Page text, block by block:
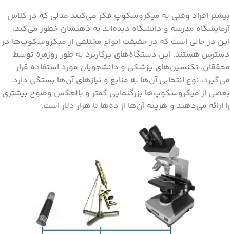
بیشتر افراد وقتی به میکروسکوپ فکر می‌کنند مدلی که در کلاس
آزمایشگاه مدرسه و دانشگاه دید‌ه‌اند به ذهنشان خطور می‌کند،
این در حالی است که در حقیقت انواع مختلفی از میکروسکوپ‌‌ها در
دسترس هستند. این دستگاه‌‌های پرکاربرد به طور روزمره توسط
محققان، تکنسین‌‌های پزشکی و دانشجویان مورد استفاده قرار
می‌گیرد. نوع انتخابی آن‌‌ها به منابع و نیاز‌های آن‌‌ها بستگی دارد.
بعضی از میکروسکوپ‌‌ها بزرگنمایی کمتر و بالعکس وضوح بیشتری
را ارائه می‌دهند و هزینه آن‌‌ها از ده‌‌ها تا هزار دلار است.